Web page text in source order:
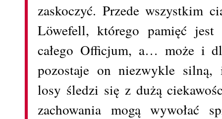
zaskoczyć. Przede wszystkim
Löwefell, którego pamięć jest
całego Officjum, a… może i
pozostaje on niezwykle silną,
losy śledzi się z dużą
zachowania mogą wywołać